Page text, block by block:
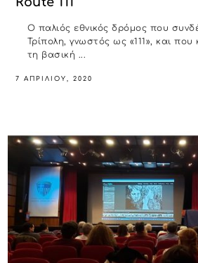
Ο παλιός εθνικός δρόμος που
Τρίπολη, γνωστός ως «111», και
τη βασική ...
7 ΑΠΡΙΛΊΟΥ, 2020